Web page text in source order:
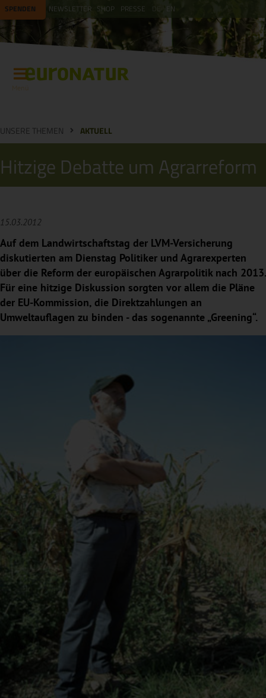
SPENDEN NEWSLETTER SHOP PRESSE EN
UNSERE THEMEN AKTUELL
Hitzige Debatte um Agrarreform
15.03.2012
Auf dem Landwirtschaftstag der LVM-Versicherung
diskutierten am Dienstag Politiker und Agrarexperten
über die Reform der europäischen Agrarpolitik nach 2013.
Für eine hitzige Diskussion sorgten vor allem die Pläne
der EU-Kommission, die Direktzahlungen an
Umweltauflagen zu binden - das sogenannte „Greening“.